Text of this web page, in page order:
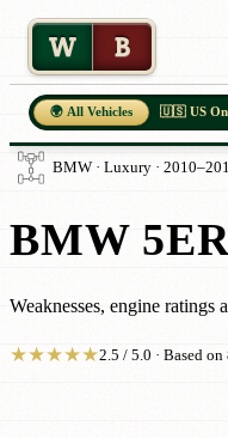
W B
🌍 All Vehicles 🇺🇸 US
BMW · Luxury ·
BMW
Weaknesses, engine ratings
★★★★★2.5 / 5.0 · Based